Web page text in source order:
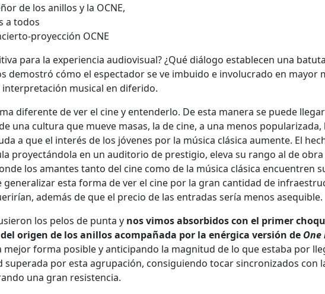
proyección OCNE
para la experiencia audiovisual? ¿Qué diálogo establecen una
demostró cómo el espectador se ve imbuido e involucrado en mayor
musical en diferido.
diferente de ver el cine y entenderlo. De esta manera se puede
una cultura que mueve masas, la de cine, a una menos popularizada,
a que el interés de los jóvenes por la música clásica aumente. El
proyectándola en un auditorio de prestigio, eleva su rango al de
los amantes tanto del cine como de la música clásica encuentren
esta forma de ver el cine por la gran cantidad de
además de que el precio de las entradas sería menos asequible.
los pelos de punta y nos vimos absorbidos con el primer
origen de los anillos acompañada por la enérgica versión de
mejor forma posible y anticipando la magnitud de lo que estaba por
por esta agrupación, consiguiendo tocar sincronizados con
una gran resistencia.